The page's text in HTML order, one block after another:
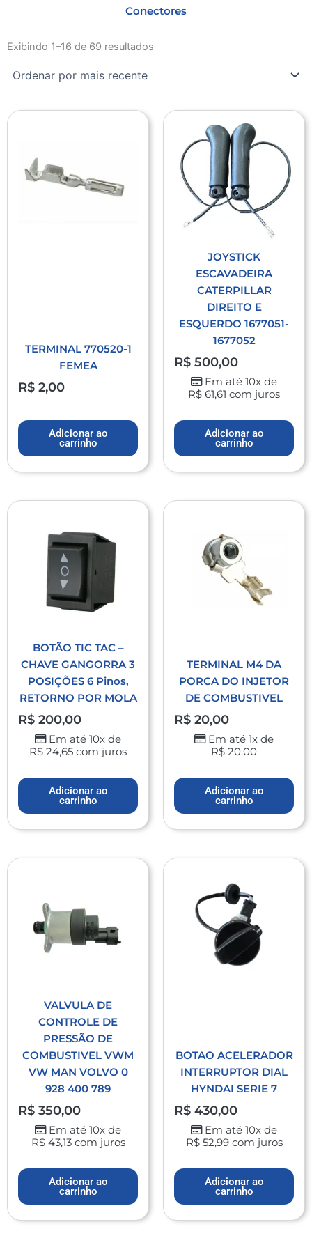
Conectores
Exibindo 1–16 de 69 resultados
TERMINAL 770520-1
FEMEA
R$ 2,00
Adicionar ao
carrinho
JOYSTICK
ESCAVADEIRA
CATERPILLAR
DIREITO E
ESQUERDO 1677051-
1677052
R$ 500,00
Em até 10x de
R$ 61,61 com juros
Adicionar ao
carrinho
BOTÃO TIC TAC –
CHAVE GANGORRA 3
POSIÇÕES 6 Pinos,
RETORNO POR MOLA
R$ 200,00
Em até 10x de
R$ 24,65 com juros
Adicionar ao
carrinho
TERMINAL M4 DA
PORCA DO INJETOR
DE COMBUSTIVEL
R$ 20,00
Em até 1x de
R$ 20,00
Adicionar ao
carrinho
VALVULA DE
CONTROLE DE
PRESSÃO DE
COMBUSTIVEL VWM
VW MAN VOLVO 0
928 400 789
R$ 350,00
Em até 10x de
R$43,13com juros
Adicionar ao
carrinho
BOTAO ACELERADOR
INTERRUPTOR DIAL
HYNDAI SERIE 7
R$ 430,00
Em até 10x de
R$52,99com juros
Adicionar ao
carrinho